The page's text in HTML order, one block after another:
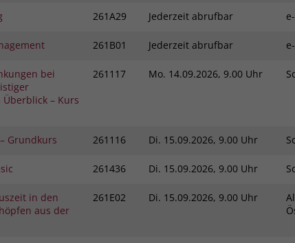
261A29 Jederzeit abrufbar
261B01 Jederzeit abrufbar
bei
– Kurs
261117 Mo. 14.09.2026, 9.00 Uhr
Grundkurs 261116 Di. 15.09.2026, 9.00 Uhr
261436 Di. 15.09.2026, 9.00 Uhr
in den
aus der
261E02 Di. 15.09.2026, 9.00 Uhr
PHPSESSID
Anbieter stiftung-liebenau.de
Laufzeit Session
dass Aktionen, die bei späteren
derselben Benutzerkennung verknüpft
Name
Zweck
Microsoft Clarity setzt dieses Cookie,
Seitenaufrufe eines Benutzers zu